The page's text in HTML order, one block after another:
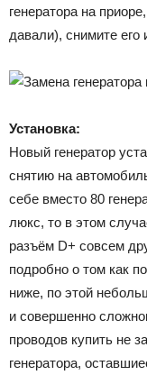
генератора на
давали), снимите его
Установка:
Новый генератор
снятию на
себе вместо 80
люкс, то в этом
разъём D+ совсем
подробно о том как
ниже, по этой
и совершенно
проводов купить не
генератора,